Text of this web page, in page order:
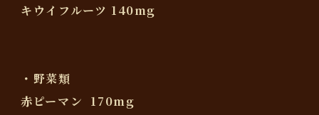
キウイフルーツ 140mg
・野菜類
赤ピーマン 170mg